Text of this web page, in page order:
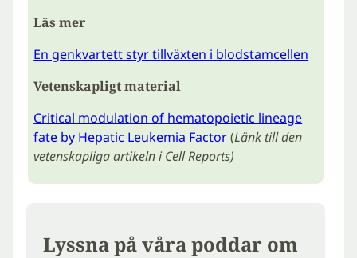
Läs mer
En genkvartett styr tillväxten i blodstamcellen
Vetenskapligt material
Critical modulation of hematopoietic lineage
fate by Hepatic Leukemia Factor(Länk till den
vetenskapliga artikeln i Cell Reports)
Lyssna på våra poddar om